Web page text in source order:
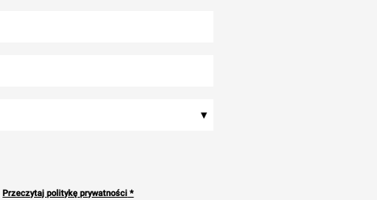
▾
Przeczytaj politykę prywatności *